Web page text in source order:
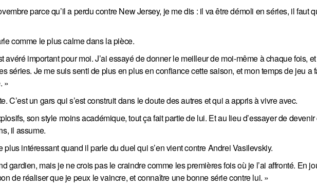
parce qu’il a perdu contre New Jersey, je me dis : il va être démoli en séries, il faut
comme le plus calme dans la pièce.
avéré important pour moi. J’ai essayé de donner le meilleur de moi-même à chaque fois, et
séries. Je me suis senti de plus en plus en confiance cette saison, et mon temps de jeu a
»
C’est un gars qui s’est construit dans le doute des autres et qui a appris à vivre avec.
son style moins académique, tout ça fait partie de lui. Et au lieu d’essayer de devenir
il assume.
intéressant quand il parle du duel qui s’en vient contre Andrei Vasilevskiy.
gardien, mais je ne crois pas le craindre comme les premières fois où je l’ai affronté. En
de réaliser que je peux le vaincre, et connaître une bonne série contre lui. »